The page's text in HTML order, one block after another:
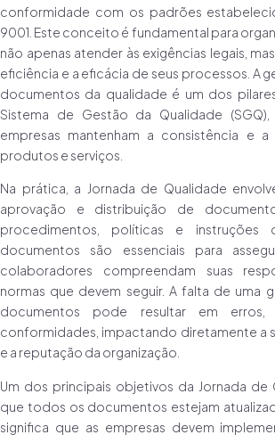
conformidade com os padrões
9001. Este conceito é fundamental para
não apenas atender às exigências legais,
eficiência e a eficácia de seus processos. A
documentos da qualidade é um dos
Sistema de Gestão da Qualidade
empresas mantenham a consistência e
produtos e serviços.
Na prática, a Jornada de Qualidade
aprovação e distribuição de
procedimentos, políticas e instruções
documentos são essenciais para
colaboradores compreendam suas
normas que devem seguir. A falta de uma
documentos pode resultar em
conformidades, impactando diretamente a
e a reputação da organização.
Um dos principais objetivos da Jornada de
que todos os documentos estejam
significa que as empresas devem